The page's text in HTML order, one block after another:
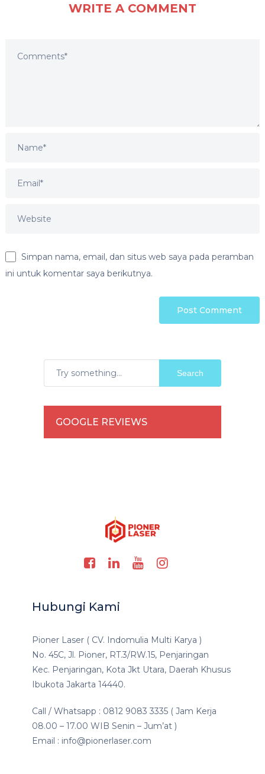
WRITE A COMMENT
Simpan nama, email, dan situs web saya pada peramban
ini untuk komentar saya berikutnya.
Search
GOOGLE REVIEWS
Hubungi Kami
Pioner Laser ( CV. Indomulia Multi Karya )
No. 45C, Jl. Pioner, RT.3/RW.15, Penjaringan
Kec. Penjaringan, Kota Jkt Utara, Daerah Khusus
Ibukota Jakarta 14440.
Call / Whatsapp : 0812 9083 3335 ( Jam Kerja
08.00 – 17.00 WIB Senin – Jum’at )
Email : info@pionerlaser.com